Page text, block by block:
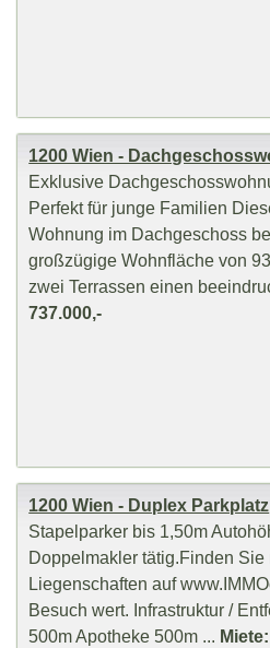
1200 Wien -
Exklusive
Perfekt für junge Familien
Wohnung im Dachgeschoss
großzügige Wohnfläche von
zwei Terrassen einen
737.000,-
1200 Wien - Duplex Parkplatz
Stapelparker bis 1,50m
Doppelmakler tätig.Finden Sie
Liegenschaften auf
Besuch wert. Infrastruktur /
500m Apotheke 500m ...